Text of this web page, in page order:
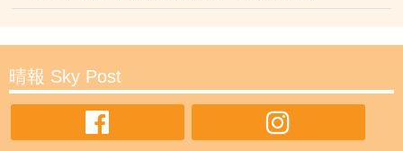
晴報 Sky Post